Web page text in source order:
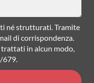
né strutturati. Tramite
di corrispondenza.
in alcun modo,
679.